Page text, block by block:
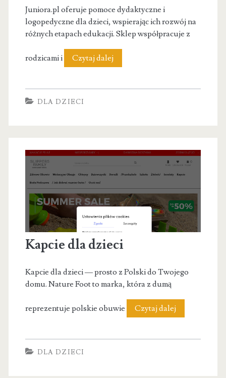
Juniora.pl oferuje pomoce dydaktyczne i
logopedyczne dla dzieci, wspierając ich rozwój na
różnych etapach edukacji. Sklep współpracuje z
rodzicami i Czytaj dalejSklep
DLA DZIECI
Kapcie dla dzieci
Kapcie dla dzieci — prosto z Polski do Twojego
domu. Nature Foot to marka, która z dumą
reprezentuje polskie obuwie Czytaj dalejKapcie
DLA DZIECI